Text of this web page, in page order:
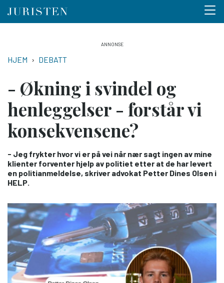
hovedinnhold
Menu
NAVIGASJONSSTI
HJEM DEBATT
- Økning i svindel og
henleggelser - forstår vi
konsekvensene?
- Jeg frykter hvor vi er på vei når nær sagt ingen av mine
klienter forventer hjelp av politiet etter at de har levert
en politianmeldelse, skriver advokat Petter Dines Olsen i
HELP.